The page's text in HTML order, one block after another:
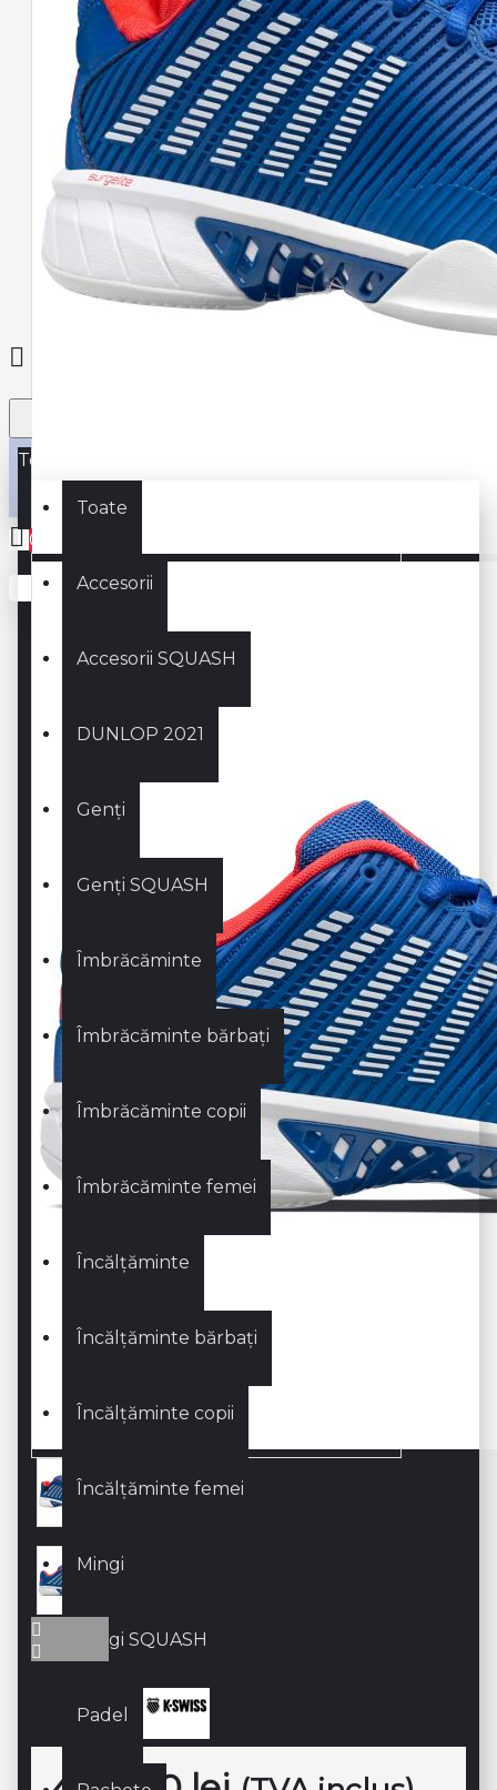
Toate
Toate
Accesorii
Accesorii SQUASH
DUNLOP 2021
Genți
Genți SQUASH
Îmbrăcăminte
Îmbrăcăminte bărbați
Îmbrăcăminte copii
Îmbrăcăminte femei
Încălțăminte
Încălțăminte bărbați
Încălțăminte copii
Încălțăminte femei
Mingi
Mingi SQUASH
Padel
0
Coșul este gol!